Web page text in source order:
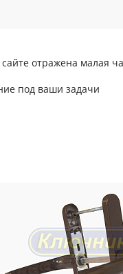
отражена малая
под ваши задачи